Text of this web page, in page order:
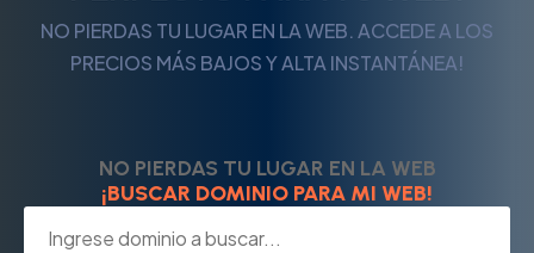
NO PIERDAS TU LUGAR EN LA WEB. ACCEDE A LOS
PRECIOS MÁS BAJOS Y ALTA INSTANTÁNEA!
NO PIERDAS TU LUGAR EN LA WEB
¡BUSCAR DOMINIO PARA MI WEB!